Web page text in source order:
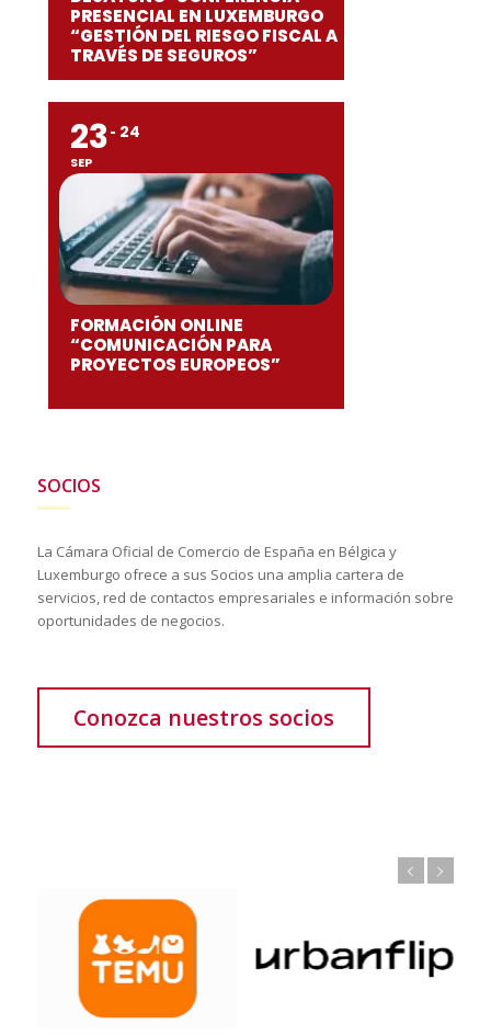
PRESENCIAL EN LUXEMBURGO
“GESTIÓN DEL RIESGO FISCAL A
TRAVÉS DE SEGUROS”
23
SEP
24
FORMACIÓN ONLINE
“COMUNICACIÓN PARA
PROYECTOS EUROPEOS”
SOCIOS
La Cámara Oficial de Comercio de España en Bélgica y
Luxemburgo ofrece a sus Socios una amplia cartera de
servicios, red de contactos empresariales e información sobre
oportunidades de negocios.
Conozca nuestros socios